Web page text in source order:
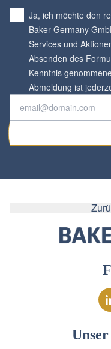
Ja, ich möchte den
Baker Germany
Services und
Absenden des
Kenntnis
Abmeldung ist